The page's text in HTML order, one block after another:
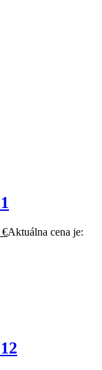
€Aktuálna cena je: